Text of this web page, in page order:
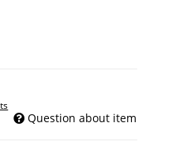
Question about item